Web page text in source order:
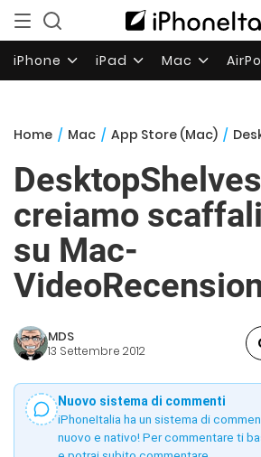
iPhone iPad Mac
Home / Mac / App Store (Mac) /
creiamo
su Mac-
MDS
13 Settembre 2012
Nuovo sistema di commenti
iPhoneItalia ha un sistema di
nuovo e nativo! Per commentare ti